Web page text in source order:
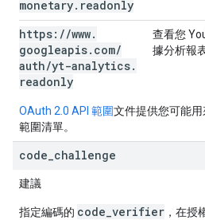
monetary. readonly
https: //www.
googleapis. com/
auth/yt-analytics.
readonly
查看您
據分析報
OAuth 2.0 API 範圍文件提供您可能
範圍清單。
code challenge
建議
指定編碼的 code_verifier ，在授